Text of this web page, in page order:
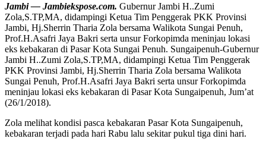
Jambi — Jambiekspose.com. Gubernur Jambi H..Zumi
Zola,S.TP,MA, didampingi Ketua Tim Penggerak PKK Provinsi
Jambi, Hj.Sherrin Tharia Zola bersama Walikota Sungai Penuh,
Prof.H.Asafri Jaya Bakri serta unsur Forkopimda meninjau lokasi
eks kebakaran di Pasar Kota Sungai Penuh. Sungaipenuh-Gubernur
Jambi H..Zumi Zola,S.TP,MA, didampingi Ketua Tim Penggerak
PKK Provinsi Jambi, Hj.Sherrin Tharia Zola bersama Walikota
Sungai Penuh, Prof.H.Asafri Jaya Bakri serta unsur Forkopimda
meninjau lokasi eks kebakaran di Pasar Kota Sungaipenuh, Jum’at
(26/1/2018).
Zola melihat kondisi pasca kebakaran Pasar Kota Sungaipenuh,
kebakaran terjadi pada hari Rabu lalu sekitar pukul tiga dini hari.